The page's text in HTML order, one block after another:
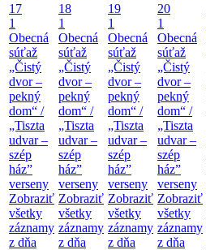
17
1
Obecná
súťaž
„Čistý
dvor –
pekný
dom“ /
„Tiszta
udvar –
szép
ház”
verseny
Zobraziť
všetky
záznamy
z dňa
18
1
Obecná
súťaž
„Čistý
dvor –
pekný
dom“ /
„Tiszta
udvar –
szép
ház”
verseny
Zobraziť
všetky
záznamy
z dňa
19
1
Obecná
súťaž
„Čistý
dvor –
pekný
dom“ /
„Tiszta
udvar –
szép
ház”
verseny
Zobraziť
všetky
záznamy
z dňa
20
1
Obecná
súťaž
„Čistý
dvor –
pekný
dom“ /
„Tiszta
udvar –
szép
ház”
verseny
Zobraziť
všetky
záznamy
z dňa